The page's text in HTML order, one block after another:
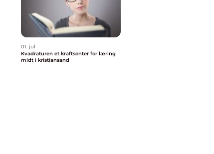
01. jul
Kvadraturen et kraftsenter for læring
midt i kristiansand